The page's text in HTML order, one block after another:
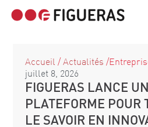
Accueil /Actualités /
juillet 8, 2026
FIGUERAS LANCE
PLATEFORME POUR
LE SAVOIR EN